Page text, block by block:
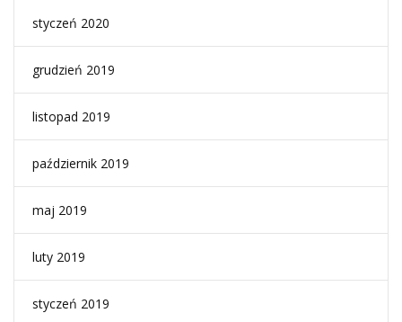
styczeń 2020
grudzień 2019
listopad 2019
październik 2019
maj 2019
luty 2019
styczeń 2019